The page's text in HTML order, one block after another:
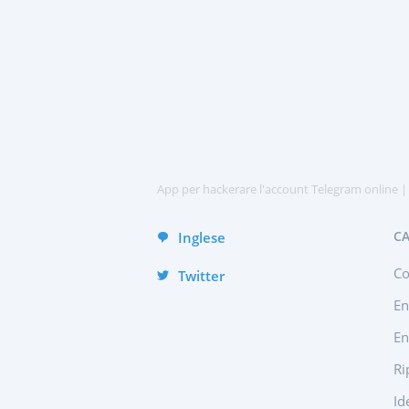
App per hackerare l'account Telegram online |
Inglese
Deutsch
Twitter